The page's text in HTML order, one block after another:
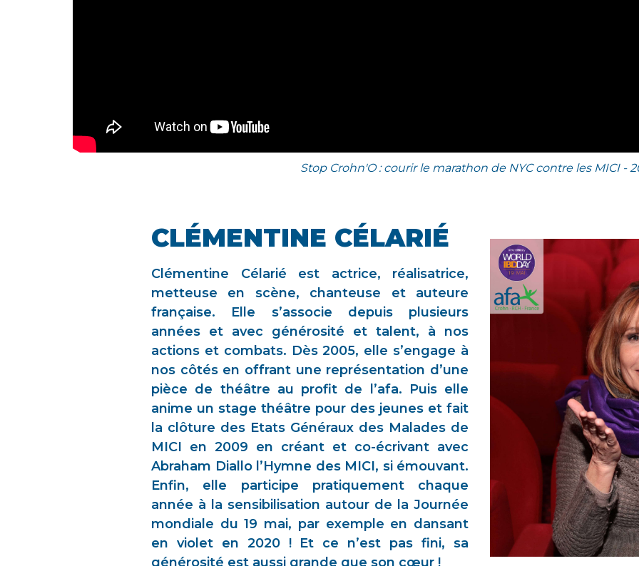
Stop Crohn'O : courir le marathon de NYC contre les MICI -
CLÉMENTINE CÉLARIÉ
Clémentine Célarié est actrice, réalisatrice,
metteuse en scène, chanteuse et auteure
française. Elle s’associe depuis plusieurs
années et avec générosité et talent, à nos
actions et combats. Dès 2005, elle s’engage à
nos côtés en offrant une représentation d’une
pièce de théâtre au profit de l’afa. Puis elle
anime un stage théâtre pour des jeunes et fait
la clôture des Etats Généraux des Malades de
MICI en 2009 en créant et co-écrivant avec
Abraham Diallo l’Hymne des MICI, si émouvant.
Enfin, elle participe pratiquement chaque
année à la sensibilisation autour de la Journée
mondiale du 19 mai, par exemple en dansant
en violet en 2020 ! Et ce n’est pas fini, sa
générosité est aussi grande que son cœur !